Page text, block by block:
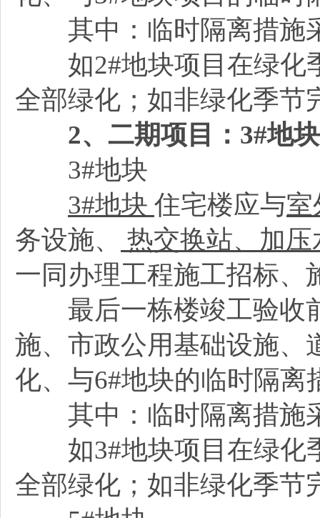
其中：临时隔离措施
如2#地块项目在绿化
全部绿化；如非绿化季节
2、二期项目：3#地
3#地块
3#地块 住宅楼应与室
务设施、
热交换站、加
一同办理工程施工招标、
最后一栋楼竣工验收前
施、市政公用基础设施、
化、与6#地块的临时隔离
其中：临时隔离措施
如3#地块项目在绿化
全部绿化；如非绿化季节